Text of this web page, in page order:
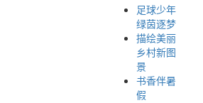
足球少年
绿茵逐梦
描绘美丽
乡村新图
景
书香伴暑
假